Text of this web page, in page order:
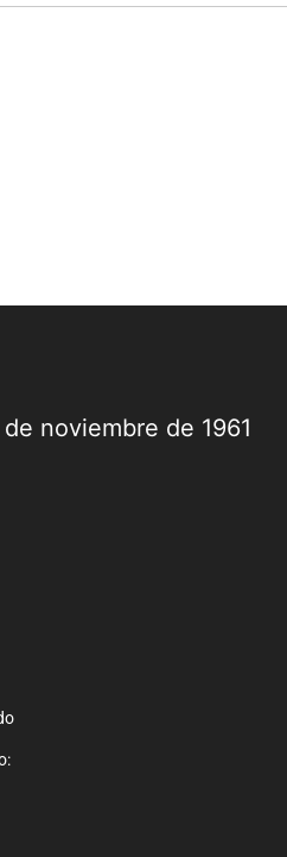
noviembre de 1961